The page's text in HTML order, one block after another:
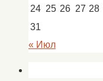
24 25 26 27 28
31
« Июл